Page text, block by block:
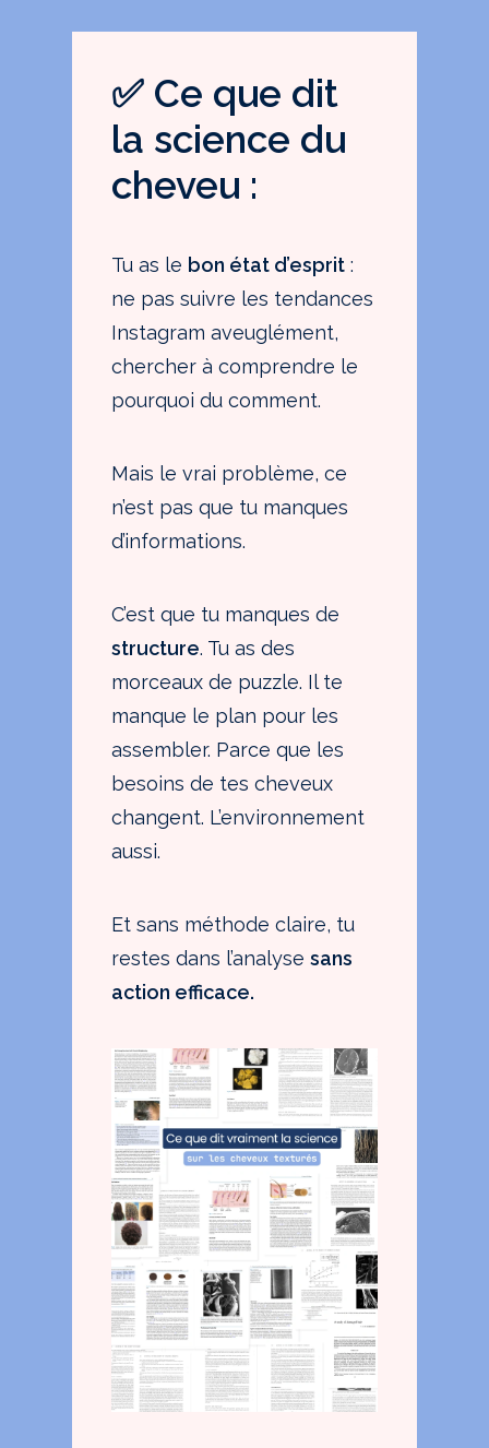
✅ Ce que dit
la science du
cheveu :
Tu as le bon état d’esprit :
ne pas suivre les tendances
Instagram aveuglément,
chercher à comprendre le
pourquoi du comment.
Mais le vrai problème, ce
n’est pas que tu manques
d’informations.
C’est que tu manques de
structure. Tu as des
morceaux de puzzle. Il te
manque le plan pour les
assembler. Parce que les
besoins de tes cheveux
changent. L’environnement
aussi.
Et sans méthode claire, tu
restes dans l’analyse sans
action efficace.